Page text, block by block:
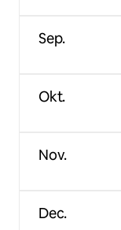
Sep.
Okt.
Nov.
Dec.